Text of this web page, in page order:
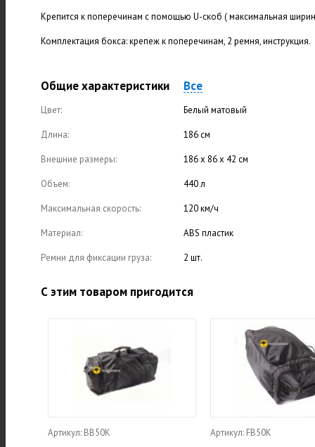
Крепится к поперечинам с помощью U-скоб ( максимальная
Комплектация бокса: крепеж к поперечинам, 2 ремня, инструкция.
Общие характеристики Все
Цвет: Белый матовый
Длина: 186 см
Внешние размеры: 186 х 86 х 42 см
Объем: 440 л
Максимальная скорость: 120 км/ч
Материал: ABS пластик
Ремни для фиксации груза: 2 шт.
С этим товаром пригодится
Артикул: BB50K Артикул: FB50K